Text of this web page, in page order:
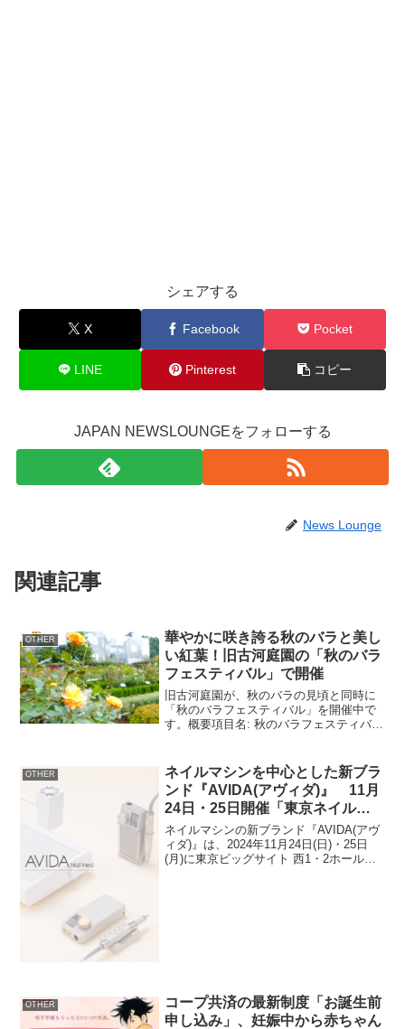
シェアする
X Facebook Pocket
LINE Pinterest コピー
JAPAN NEWSLOUNGEをフォローする
News Lounge
関連記事
OTHER
華やかに咲き誇る秋のバラと美し
い紅葉！旧古河庭園の「秋のバラ
フェスティバル」で開催
旧古河庭園が、秋のバラの見頃と同時に
「秋のバラフェスティバル」を開催中で
す。概要項目名: 秋のバラフェスティバル
16時30分）特徴: 秋バラ限定の「...
OTHER
ネイルマシンを中心とした新ブラ
ンド『AVIDA(アヴィダ)』 11月
24日・25日開催「東京ネイルエ
キスポ2024」で正式リリース
ネイルマシンの新ブランド『AVIDA(アヴ
ィダ)』は、2024年11月24日(日)・25日
(月)に東京ビッグサイト 西1・2ホール＋
OTHER
コープ共済の最新制度「お誕生前
申し込み」、妊娠中から赤ちゃん